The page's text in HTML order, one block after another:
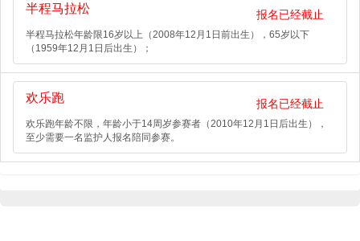
半程马拉松 报名已经截止
半程马拉松年龄限16岁以上（2008年12月1日前出生），65岁以下
（1959年12月1日后出生）；
欢乐跑 报名已经截止
欢乐跑年龄不限，年龄小于14周岁参赛者（2010年12月1日后出生），
至少需要一名监护人报名陪同参赛。